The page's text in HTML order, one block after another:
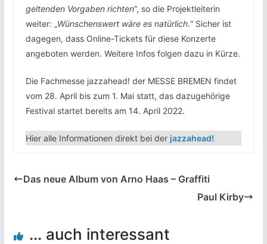
geltenden Vorgaben richten“, so die Projektleiterin
weiter: „Wünschenswert wäre es natürlich.“ Sicher ist
dagegen, dass Online-Tickets für diese Konzerte
angeboten werden. Weitere Infos folgen dazu in Kürze.
Die Fachmesse jazzahead! der MESSE BREMEN findet
vom 28. April bis zum 1. Mai statt, das dazugehörige
Festival startet bereits am 14. April 2022.
Hier alle Informationen direkt bei der jazzahead!
Das neue Album von Arno Haas – Graffiti
Paul Kirby
... auch interessant